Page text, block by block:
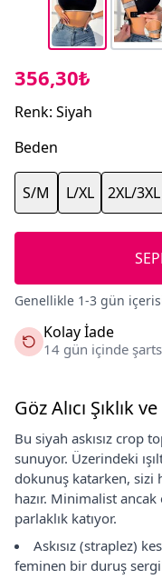
356,30₺
Renk: Siyah
Beden
S/M L/XL 2XL/3XL
Genellikle 1-3 gün
Kolay İade
14 gün içinde
Göz Alıcı Şıklık
Bu siyah askısız crop
sunuyor. Üzerindeki
dokunuş katarken, sizi
hazır. Minimalist
parlaklık katıyor.
Askısız (straplez)
feminen bir duruş